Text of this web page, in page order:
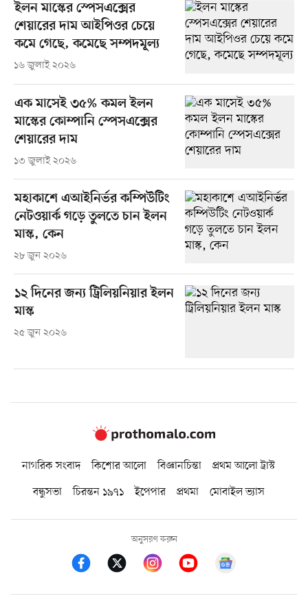
ইলন মাস্কের স্পেসএক্সের
শেয়ারের দাম আইপিওর চেয়ে
কমে গেছে, কমেছে সম্পদমূল্য
১৬ জুলাই ২০২৬
এক মাসেই ৩৫% কমল ইলন
মাস্কের কোম্পানি স্পেসএক্সের
শেয়ারের দাম
১৩ জুলাই ২০২৬
মহাকাশে এআইনির্ভর কম্পিউটিং
নেটওয়ার্ক গড়ে তুলতে চান ইলন
মাস্ক, কেন
২৮ জুন ২০২৬
১২ দিনের জন্য ট্রিলিয়নিয়ার ইলন
মাস্ক
২৫ জুন ২০২৬
নাগরিক সংবাদ কিশোর আলো বিজ্ঞানচিন্তা
প্রথম আলো ট্রাস্ট
বন্ধুসভা
চিরন্তন ১৯৭১ ইপেপার প্রথমা মোবাইল ভ্যাস
অনুসরণ করুন